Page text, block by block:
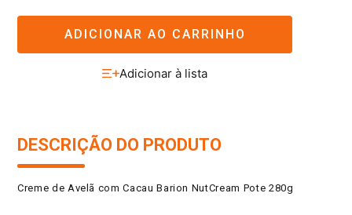
ADICIONAR AO CARRINHO
DESCRIÇÃO DO PRODUTO
Creme de Avelã com Cacau Barion NutCream Pote 280g